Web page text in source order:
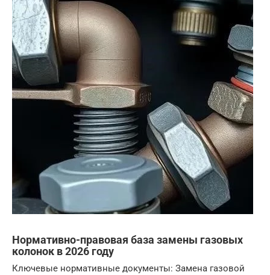
Нормативно-правовая база замены газовых
колонок в 2026 году
Ключевые нормативные документы: Замена газовой